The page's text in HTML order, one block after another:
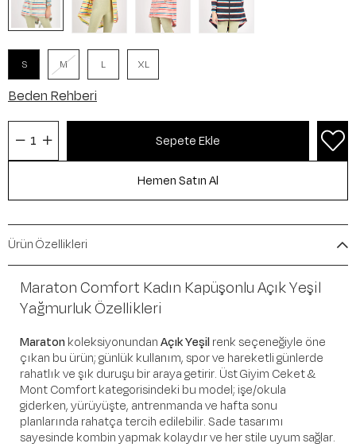
S M L XL
Beden Rehberi
Ürün Özellikleri
Maraton Comfort Kadın Kapüşonlu Açık Yeşil
Yağmurluk Özellikleri
Maraton koleksiyonundanAçık Yeşilrenk seçeneğiyle öne
çıkan bu ürün; günlük kullanım, spor ve hareketli günlerde
rahatlık ve şık duruşu bir araya getirir. Üst Giyim Ceket &
Mont Comfort kategorisindeki bu model; işe/okula
giderken, yürüyüşte, antrenmanda ve hafta sonu
planlarında rahatça tercih edilebilir. Sade tasarımı
sayesinde kombin yapmak kolaydır ve her stile uyum sağlar.